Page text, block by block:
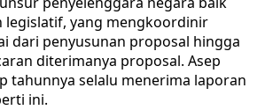
legislatif, yang mengkoordinir
dari penyusunan proposal hingga
diterimanya proposal. Asep
tahunnya selalu menerima laporan
ini.